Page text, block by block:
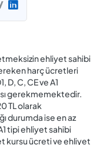
ehliyet sahibi
harç ücretleri
D, C, CE ve A1
gerekmemektedir.
TL olarak
durumda ise en az
tipi ehliyet sahibi
kursu ücreti ve ehliyet